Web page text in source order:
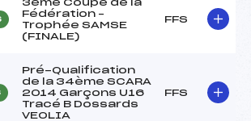
3ème Coupe de la
Fédération –
Trophée SAMSE
(FINALE)
FFS
Pré-Qualification
de la 34ème SCARA
2014 Garçons U16
Tracé B Dossards
VEOLIA
FFS